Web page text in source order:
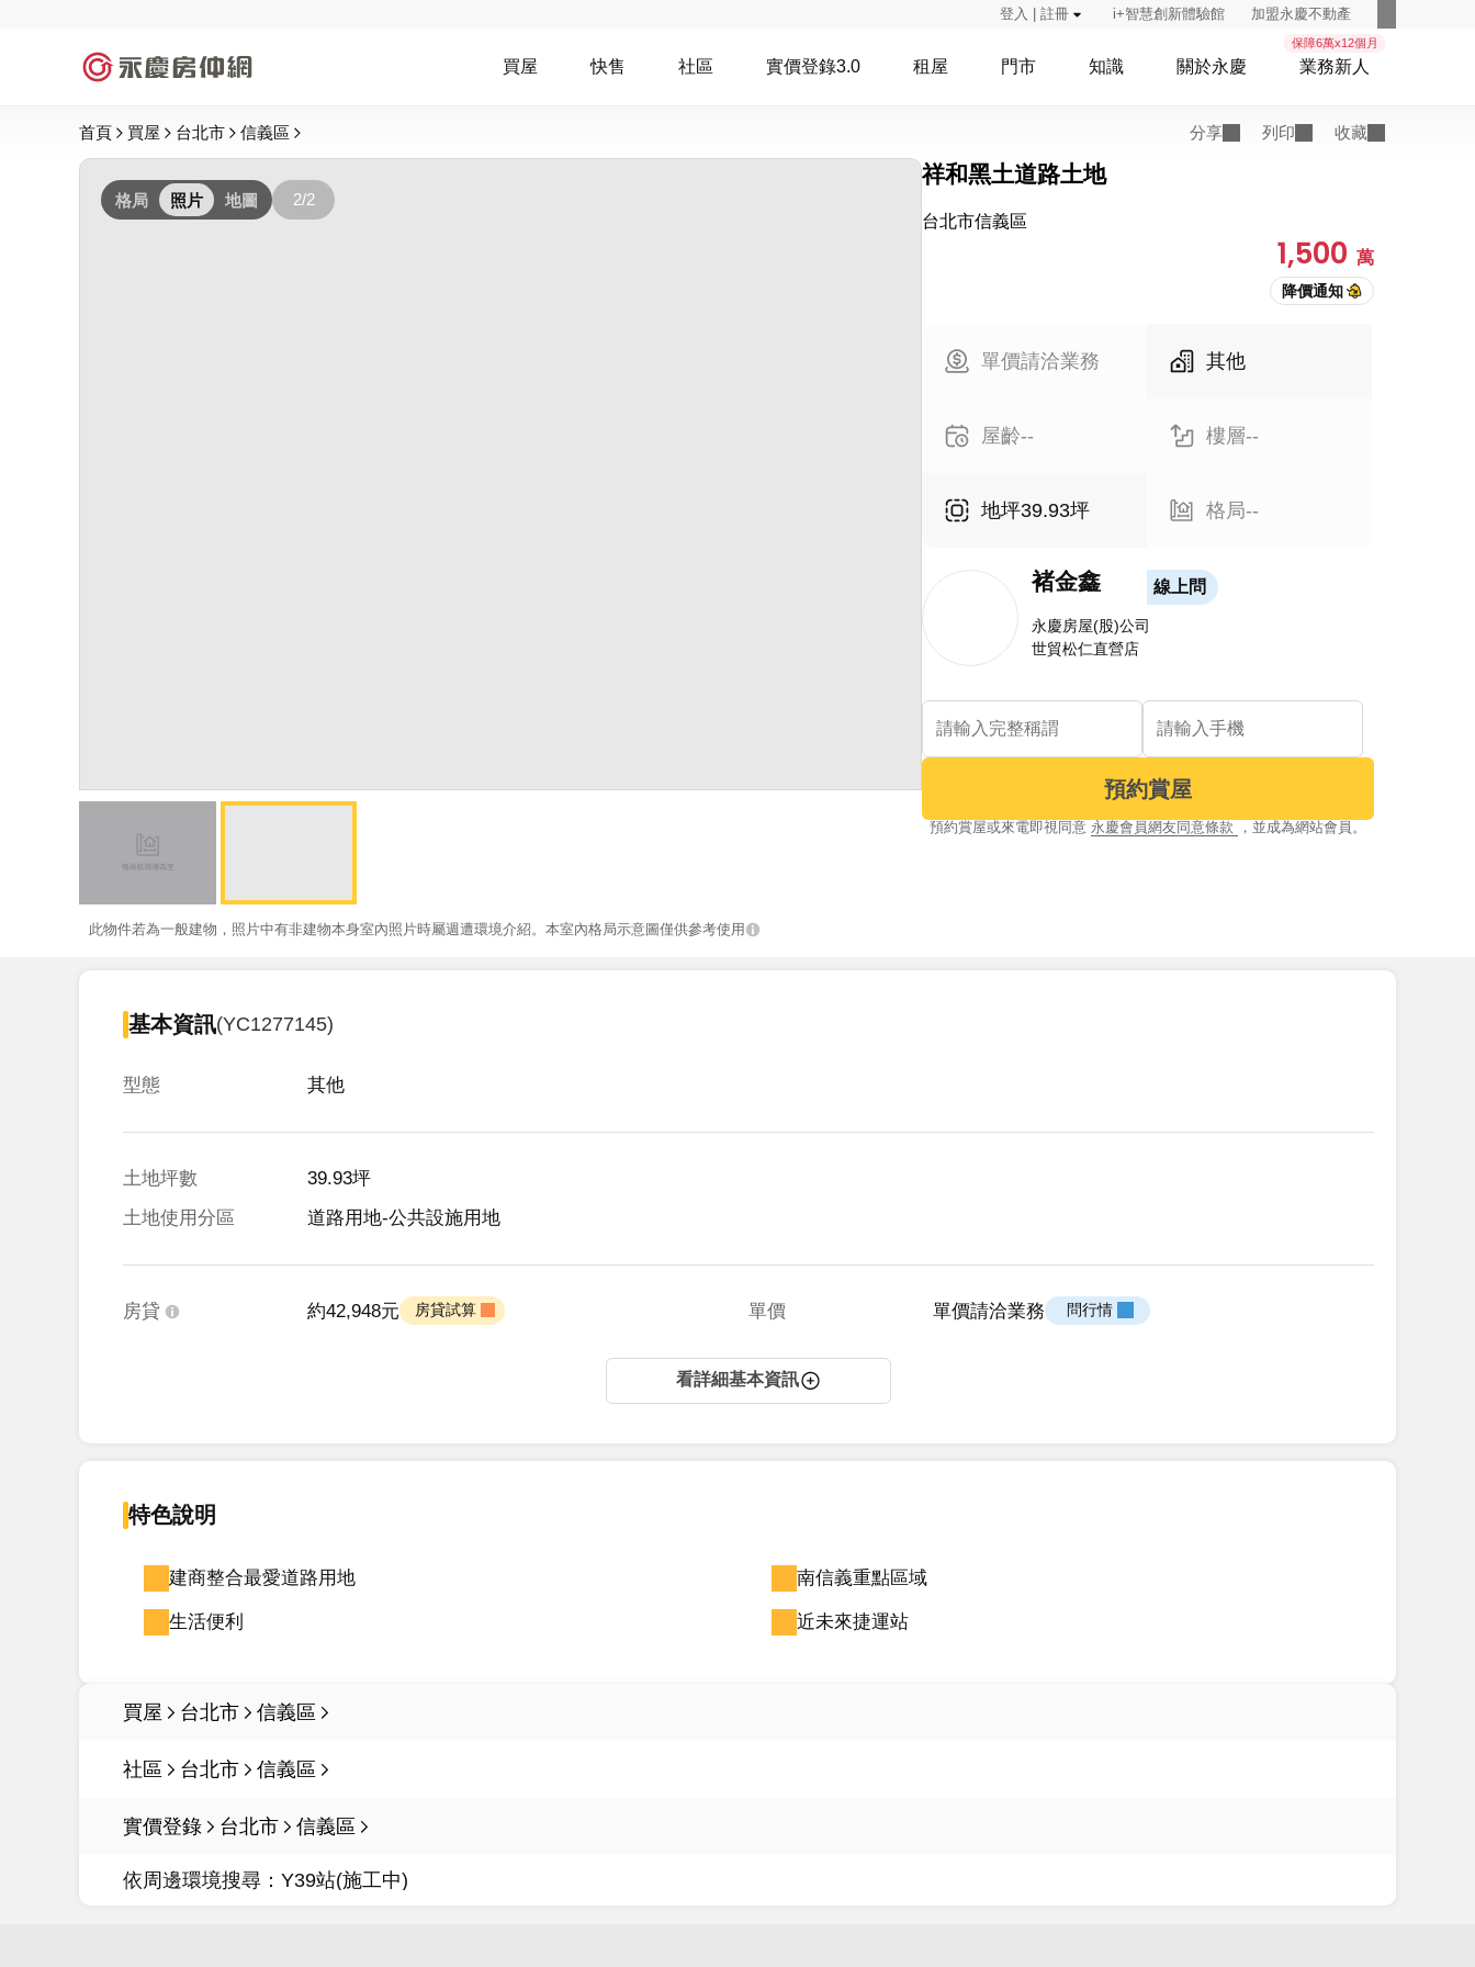
登入 | 註冊 i+智慧創新體驗館 加盟永慶不動產
買屋 快售 社區 實價登錄3.0 租屋 門市 知識 關於永慶
保障6萬x12個月
業務新人
首頁 買屋 台北市 信義區 分享 列印 收藏
格局 照片 地圖 2/2
此物件若為一般建物，照片中有非建物本身室內照片時屬週遭環境介紹。本室內格局示意圖僅供參考使用
祥和黑土道路土地
台北市信義區
1,500 萬
單價請洽業務 其他
屋齡-- 樓層--
地坪39.93坪 格局--
褚金鑫 線上問
永慶房屋(股)公司
世貿松仁直營店
預約賞屋
預約賞屋或來電即視同意 永慶會員網友同意條款 ，並成為網站會員。
基本資訊(YC1277145)
型態 其他
土地坪數
39.93坪
土地使用分區
道路用地-公共設施用地
房貸 約42,948元 房貸試算 單價 單價請洽業務 問行情
看詳細基本資訊
特色說明
建商整合最愛道路用地 南信義重點區域
生活便利 近未來捷運站
買屋 台北市 信義區
社區 台北市 信義區
實價登錄 台北市 信義區
依周邊環境搜尋： Y39站(施工中)